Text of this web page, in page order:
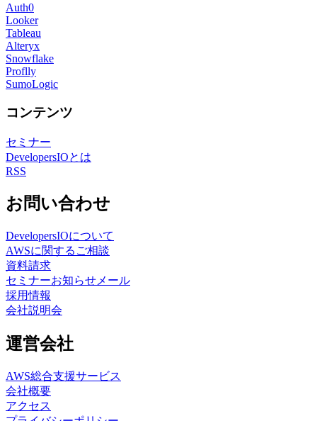
Auth0
Looker
Tableau
Alteryx
Snowflake
Proflly
SumoLogic
コンテンツ
セミナー
DevelopersIOとは
RSS
お問い合わせ
DevelopersIOについて
AWSに関するご相談
資料請求
セミナーお知らせメール
採用情報
会社説明会
運営会社
AWS総合支援サービス
会社概要
アクセス